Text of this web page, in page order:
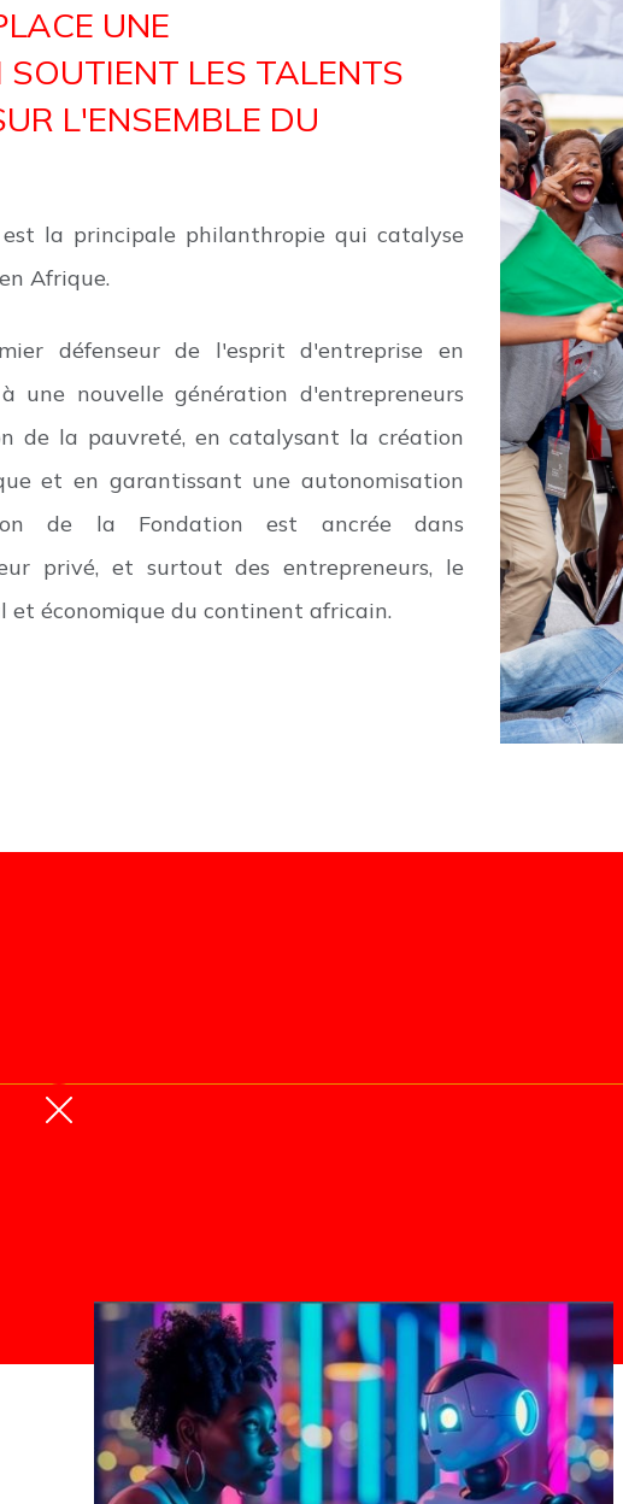
UNE
LES TALENTS
L'ENSEMBLE DU
la principale philanthropie qui catalyse
Afrique.
défenseur de l'esprit d'entreprise en
une nouvelle génération d'entrepreneurs
de la pauvreté, en catalysant la création
et en garantissant une autonomisation
de la Fondation est ancrée dans
privé, et surtout des entrepreneurs, le
et économique du continent africain.